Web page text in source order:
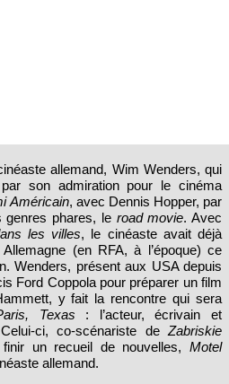
allemand, Wim Wenders, qui
son admiration pour le cinéma
Américain, avec Dennis Hopper, par
genres phares, leroad movie. Avec
les villes, le cinéaste avait déjà
(en RFA, à l’époque) ce
Wenders, présent aux USA depuis
Ford Coppola pour préparer un film
y fait la rencontre qui sera
Paris, Texas : l’acteur, écrivain et
ci, co-scénariste deZabriskie
un recueil de nouvelles,
allemand.